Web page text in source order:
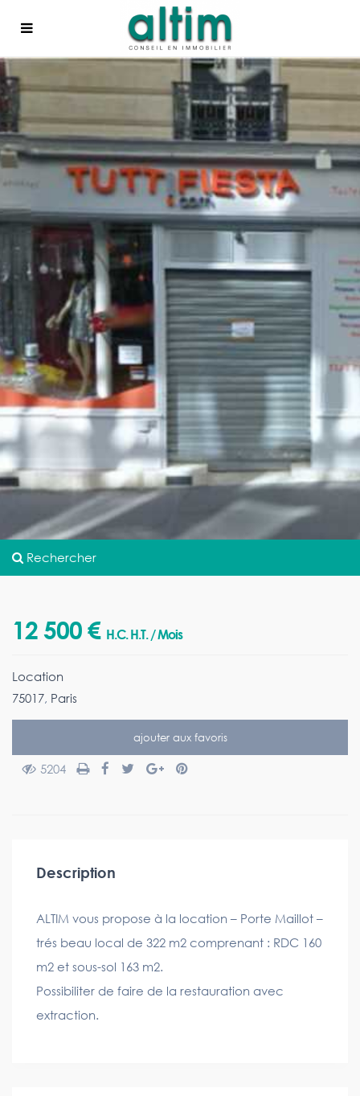
Rechercher
12 500 € H.C. H.T. / Mois
Location
75017, Paris
ajouter aux favoris
5204
Description
ALTIM vous propose à la location – Porte Maillot –
trés beau local de 322 m2 comprenant : RDC 160
m2 et sous-sol 163 m2.
Possibiliter de faire de la restauration avec
extraction.